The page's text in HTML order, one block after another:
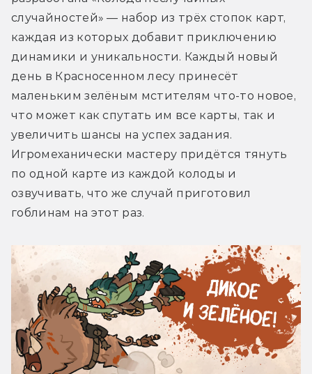
случайностей» — набор из трёх стопок карт,
каждая из которых добавит приключению
динамики и уникальности. Каждый новый
день в Красносенном лесу принесёт
маленьким зелёным мстителям что-то новое,
что может как спутать им все карты, так и
увеличить шансы на успех задания.
Игромеханически мастеру придётся тянуть
по одной карте из каждой колоды и
озвучивать, что же случай приготовил
гоблинам на этот раз.